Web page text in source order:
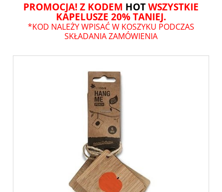
PROMOCJA! Z KODEM HOT WSZYSTKIE
KAPELUSZE 20% TANIEJ.
*KOD NALEŻY WPISAĆ W KOSZYKU PODCZAS
SKŁADANIA ZAMÓWIENIA